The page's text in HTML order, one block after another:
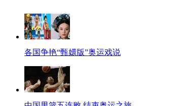
各国争艳“甄嬛版”奥运戏说